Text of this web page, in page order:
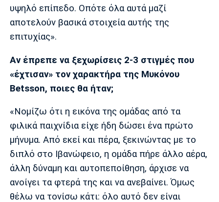
υψηλό επίπεδο. Οπότε όλα αυτά μαζί
αποτελούν βασικά στοιχεία αυτής της
επιτυχίας».
Αν έπρεπε να ξεχωρίσεις 2-3 στιγμές που
«έχτισαν» τον χαρακτήρα της Μυκόνου
Betsson, ποιες θα ήταν;
«Νομίζω ότι η εικόνα της ομάδας από τα
φιλικά παιχνίδια είχε ήδη δώσει ένα πρώτο
μήνυμα. Από εκεί και πέρα, ξεκινώντας με το
διπλό στο Ιβανώφειο, η ομάδα πήρε άλλο αέρα,
άλλη δύναμη και αυτοπεποίθηση, άρχισε να
ανοίγει τα φτερά της και να ανεβαίνει. Όμως
θέλω να τονίσω κάτι: όλο αυτό δεν είναι